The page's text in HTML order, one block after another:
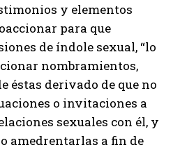
y elementos
para que
de índole sexual, “lo
nombramientos,
éstas derivado de que no
o invitaciones a
sexuales con él, y
amedrentarlas a fin de